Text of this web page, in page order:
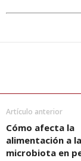
Artículo anterior
Cómo afecta la
alimentación a la
microbiota en